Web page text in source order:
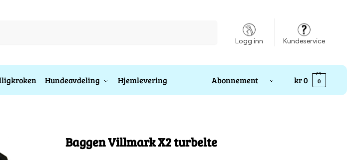
Logg inn Kundeservice
Hundeavdeling Hjemlevering Abonnement kr0 0
Baggen Villmark X2 turbelte